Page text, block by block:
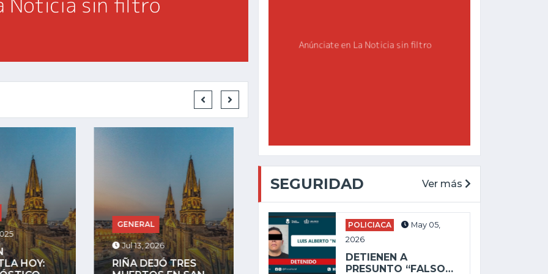
TRES
GENERAL
Jul 27, 2025
LA COMUNIDAD
INDÍGENA DE
CHAPALA
May 27, 2025
ALEJANDRO
AGUIRRE LLEVA
ENVÍAN A PRISIÓN
SEGURIDAD Ver más
POLICIACA
May 05,
2026
DETIENEN A
PRESUNTO “FALSO…